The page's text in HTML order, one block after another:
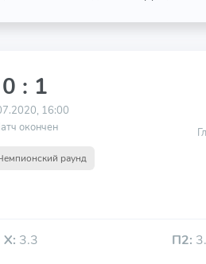
0 : 1
16:00
окончен
раунд
Х: 3.3 П2: